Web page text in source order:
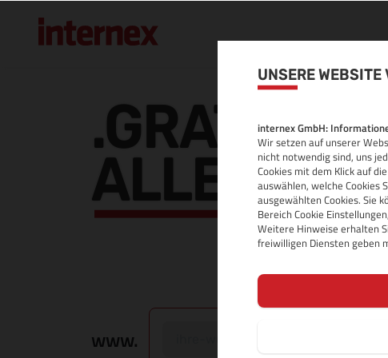
UNSERE WEBSITE
internex GmbH:
Wir setzen auf unserer
nicht notwendig sind, uns
Cookies mit dem Klick auf
auswählen, welche Cookies
ausgewählten Cookies. Sie
Bereich Cookie
Weitere Hinweise erhalten
freiwilligen Diensten geben
.GRATIS
ALLE
www.